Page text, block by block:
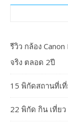
รีวิว กล้อง
จริง ตลอด 2ปี
15 พิกัดสถานที่เที่
22 พิกัด กิน เที่ย